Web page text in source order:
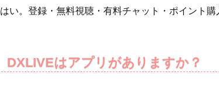
はい。登録・無料視聴・有料チャット・ポイント購
DXLIVEはアプリがありますか？